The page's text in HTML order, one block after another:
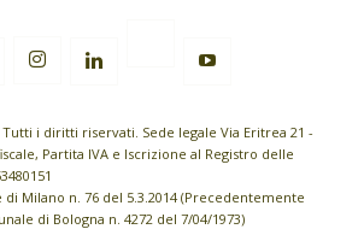
i diritti riservati. Sede legale Via Eritrea 21 -
Partita IVA e Iscrizione al Registro delle
Milano n. 76 del 5.3.2014 (Precedentemente
di Bologna n. 4272 del 7/04/1973)